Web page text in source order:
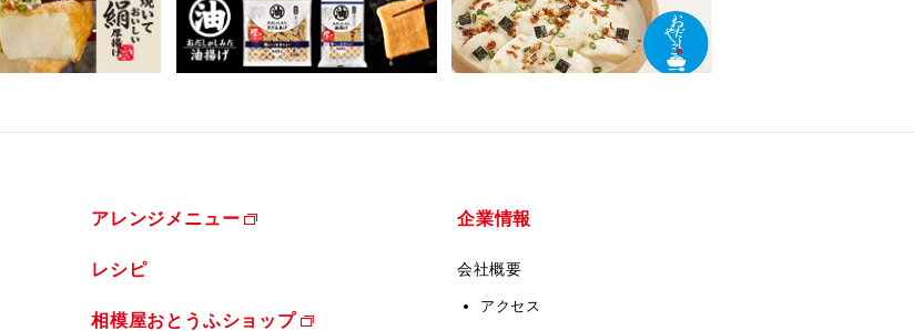
アレンジメニュー
レシピ
相模屋おとうふショップ
企業情報
会社概要
アクセス